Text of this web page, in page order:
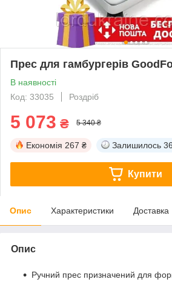
Прес для гамбургерів
В наявності
Код: 33035
Роздріб
5 073 ₴ 5 340 ₴
Економія 267 ₴ Залишилось
Купити
Опис Характеристики Доставка
Опис
Ручний прес призначений для